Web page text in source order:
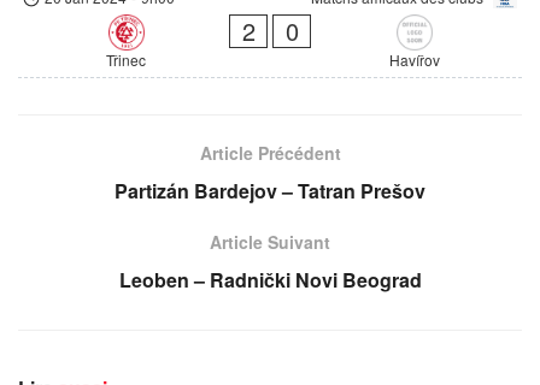
Třinec
2 0
Havířov
Article Précédent
Partizán Bardejov – Tatran Prešov
Article Suivant
Leoben – Radnički Novi Beograd